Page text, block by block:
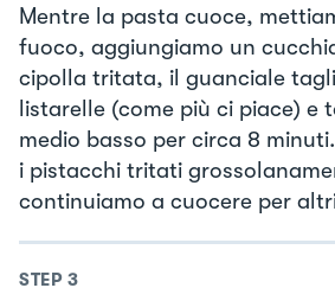
Mentre la pasta cuoce,
fuoco, aggiungiamo un
cipolla tritata, il guanciale
listarelle (come più ci piace) e
medio basso per circa 8
i pistacchi tritati
continuiamo a cuocere per
STEP 3